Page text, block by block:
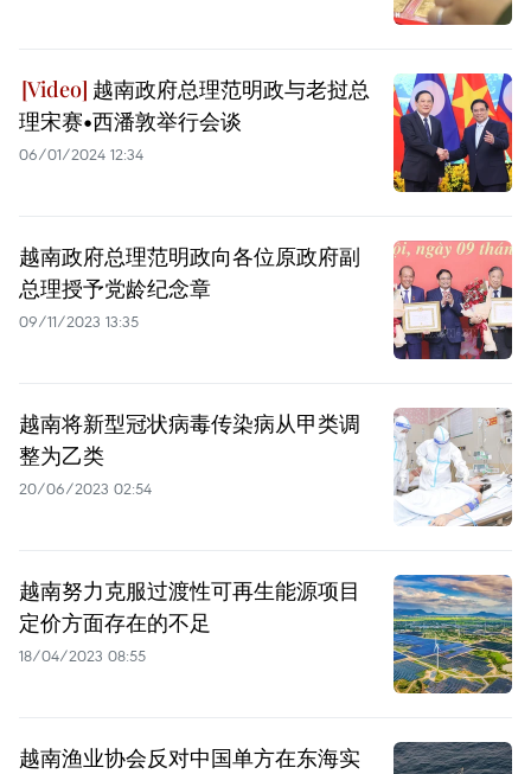
越南政府总理范明政与老挝总
理宋赛•西潘敦举行会谈
06/01/2024 12:34
越南政府总理范明政向各位原政府副
总理授予党龄纪念章
09/11/2023 13:35
越南将新型冠状病毒传染病从甲类调
整为乙类
20/06/2023 02:54
越南努力克服过渡性可再生能源项目
定价方面存在的不足
18/04/2023 08:55
越南渔业协会反对中国单方在东海实